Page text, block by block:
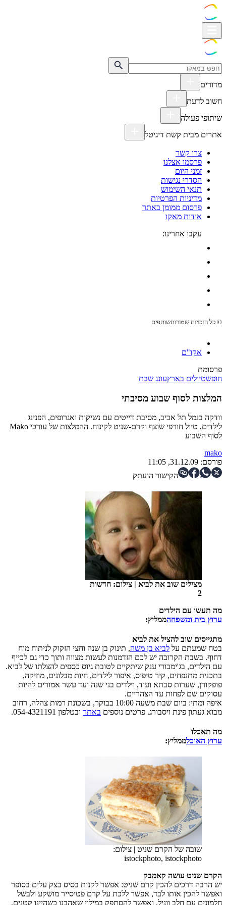
מדורים
חשוב לדעת
שיתופי פעולה
אתרים מבית קשת דיגיטל
צרו קשר
פרסמו אצלנו
זמני היום
הסדרי נגישות
תנאי השימוש
מדיניות הפרטיות
פרסום ממומן באתר
אודות מאקו
עקבו אחרינו:
© כל הזכויות שמורותשותפים
אקו"ם
פרסומת
חופשטיולים בארץעונג שבת
המלצות לסוף שבוע מסיבתי
וודקה בנמל תל אביב, מסיבת דייטים עם נשיקות ואגרופים, הפנינג
לילדים, טיול חורפי שוצף וקרם-שניט לקינוח. ההמלצות של עורכי Mako
לסוף השבוע
mako
פורסם: 31.12.09, 11:05
הקישור הועתק
מצילים שוב את לביא | צילום: חדשות
2
מה תעשו עם הילדים
ערוץ בית ומשפחהממליץ:
מתגייסים שוב להציל את לביא
בטח שמעתם על לביא בן משה, תינוק בן שנה וחצי הזקוק לניתוח מוח
דחוף. בשבת הקרובה יש לכם הזדמנות לעשות מצווה ותוך כדי גם לכייף
עם הילדים, בג'ימבורי ענק שיתקיים לטובת גיוס כספים להצלתו של לביא.
בתכנית מתנפחים, קיר טיפוס, איפור לילדים, חיות מבלונים, מוזיקה,
פופקורן, שערות סבתא ועוד, וילדים בני שנה ועד עשר אמורים להיות
עסוקים שם לפחות עד הצהריים.
איפה ומתי: ביום שבת משעה 10:00 בבוקר, בשכונת רמות צהלה, רחוב
מבוא געתון פינת ויסבורג. פרטים נוספים באתר ובטלפון 054-4321191.
מה תאכלו
ערוץ האוכלממליץ:
שובה של הקרם שניט | צילום:
istockphoto, istockphoto
הקרם שניט עושה קאמבק
יש הרבה דרכים להכין קרם שניט: אפשר לקנות בסיס בצק עלים בסופר
ואפשר להכין אותו לבד, אפשר ללכת על קרם פטיסייר מושקע ולבשל
חלמונים עם חלב ווניל, ואפשר להסתפק במילוי שאהבנו כשהיינו קטנים,